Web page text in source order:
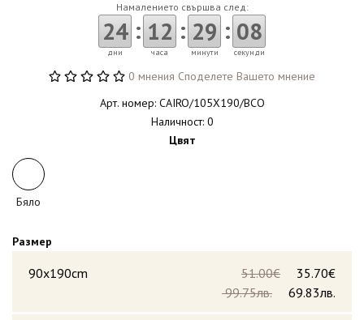
Намалението свършва след:
24
дни
: 12
часа
: 29
минути
: 07
секунди
0 мнения Споделете Вашето мнение
Арт. номер: CAIRO/105X190/BCO
Наличност: 0
Цвят
Бяло
Размер
90x190cm 35.70€
51.00€
69.83лв.
99.75лв.